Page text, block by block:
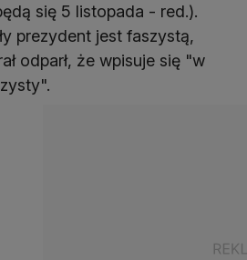
się 5 listopada - red.).
prezydent jest faszystą,
odparł, że wpisuje się "w